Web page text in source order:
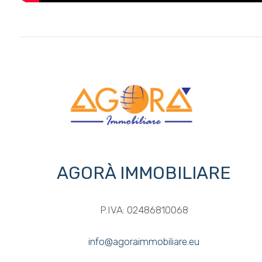
AGORÀ IMMOBILIARE
P.IVA: 02486810068
info@agoraimmobiliare.eu